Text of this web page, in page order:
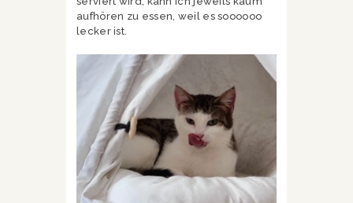
aufhören zu essen, weil es soooooo
lecker ist.